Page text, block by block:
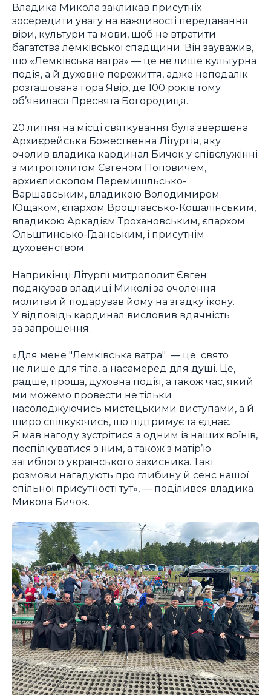
Владика Микола закликав присутніх
зосередити увагу на важливості передавання
віри, культури та мови, щоб не втратити
багатства лемківської спадщини. Він зауважив,
що «Лемківська ватра» — це не лише культурна
подія, а й духовне пережиття, адже неподалік
розташована гора Явір, де 100 років тому
об’явилася Пресвята Богородиця.
20 липня на місці святкування була звершена
Архиєрейська Божественна Літургія, яку
очолив владика кардинал Бичок у співслужінні
з митрополитом Євгеном Поповичем,
архиєпископом Перемишльсько-
Варшавським, владикою Володимиром
Ющаком, єпархом Вроцлавсько-Кошалінським,
владикою Аркадієм Трохановським, єпархом
Ольштинсько-Гданським, і присутнім
духовенством.
Наприкінці Літургії митрополит Євген
подякував владиці Миколі за очолення
молитви й подарував йому на згадку ікону.
У відповідь кардинал висловив вдячність
за запрошення.
«Для мене "Лемківська ватра" — це свято
не лише для тіла, а насамеред для душі. Це,
радше, проща, духовна подія, а також час, який
ми можемо провести не тільки
насолоджуючись мистецькими виступами, а й
щиро спілкуючись, що підтримує та єднає.
Я мав нагоду зустрітися з одним із наших воїнів,
поспілкуватися з ним, а також з матір’ю
загиблого українського захисника. Такі
розмови нагадують про глибину й сенс нашої
спільної присутності тут», — поділився владика
Микола Бичок.